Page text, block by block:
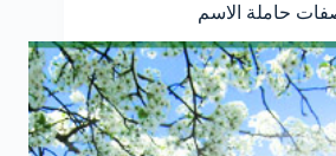
حاملة الاسم